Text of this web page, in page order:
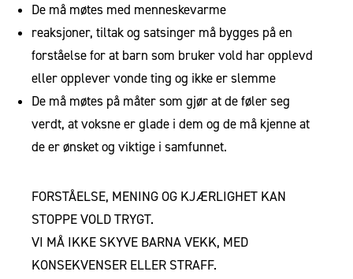
De må møtes med menneskevarme
reaksjoner, tiltak og satsinger må bygges på en
forståelse for at barn som bruker vold har opplevd
eller opplever vonde ting og ikke er slemme
De må møtes på måter som gjør at de føler seg
verdt, at voksne er glade i dem og de må kjenne at
de er ønsket og viktige i samfunnet.
FORSTÅELSE, MENING OG KJÆRLIGHET KAN
STOPPE VOLD TRYGT.
VI MÅ IKKE SKYVE BARNA VEKK, MED
KONSEKVENSER ELLER STRAFF.